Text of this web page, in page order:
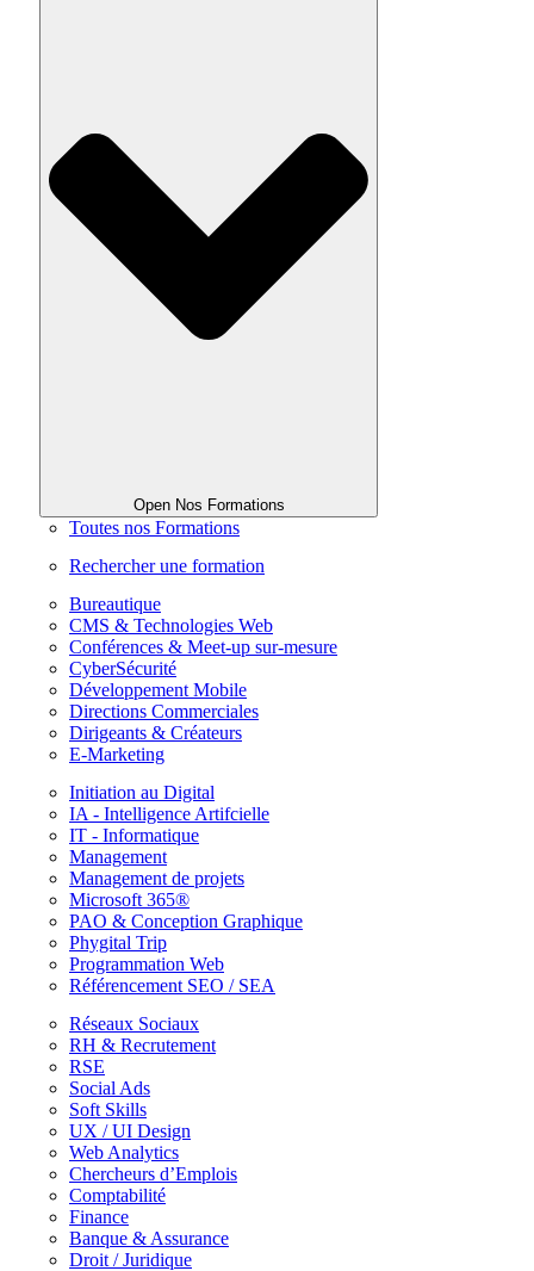
Open Nos Formations
Toutes nos Formations
Rechercher une formation
Bureautique
CMS & Technologies Web
Conférences & Meet-up sur-mesure
CyberSécurité
Développement Mobile
Directions Commerciales
Dirigeants & Créateurs
E-Marketing
Initiation au Digital
IA - Intelligence Artifcielle
IT - Informatique
Management
Management de projets
Microsoft 365®
PAO & Conception Graphique
Phygital Trip
Programmation Web
Référencement SEO / SEA
Réseaux Sociaux
RH & Recrutement
RSE
Social Ads
Soft Skills
UX / UI Design
Web Analytics
Chercheurs d’Emplois
Comptabilité
Finance
Banque & Assurance
Droit / Juridique